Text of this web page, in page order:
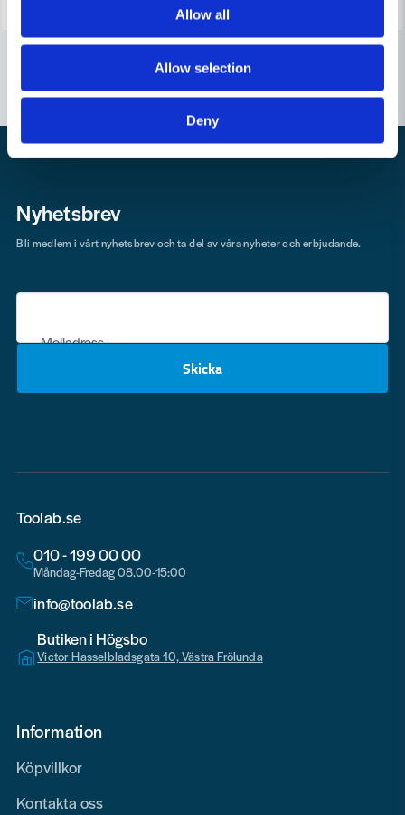
Allow all
Allow selection
Deny
Nyhetsbrev
Mejladress
Skicka
Bli medlem i vårt nyhetsbrev och ta del av våra nyheter och erbjudande.
Toolab.se
010 - 199 00 00
Måndag-Fredag 08.00-15:00
info@toolab.se
Butiken i Högsbo
Victor Hasselbladsgata 10, Västra Frölunda
Information
Köpvillkor
Kontakta oss